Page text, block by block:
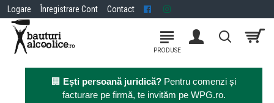
Logare Înregistrare Cont Contact
🏢 Ești persoană juridică? Pentru comenzi și
facturare pe firmă, te invităm pe WPG.ro.